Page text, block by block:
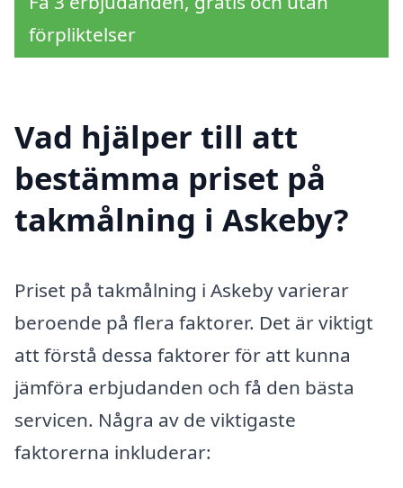
förpliktelser
Vad hjälper till att
bestämma priset på
takmålning i Askeby?
Priset på takmålning i Askeby varierar
beroende på flera faktorer. Det är viktigt
att förstå dessa faktorer för att kunna
jämföra erbjudanden och få den bästa
servicen. Några av de viktigaste
faktorerna inkluderar: